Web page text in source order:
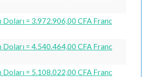
Doları = 3.972.906,00 CFA Franc
= 4.540.464,00 CFA Franc
= 5.108.022,00 CFA Franc